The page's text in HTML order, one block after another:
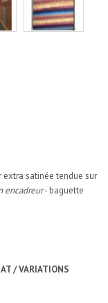
satinée tendue sur
encadreur- baguette
/ VARIATIONS